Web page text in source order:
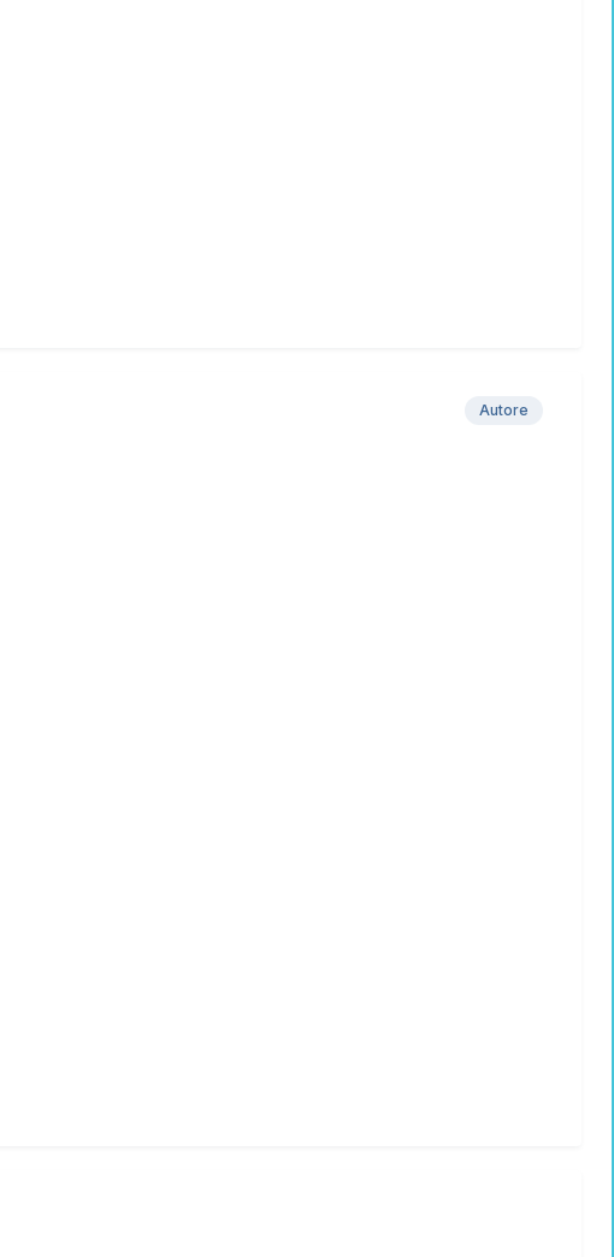
Autore